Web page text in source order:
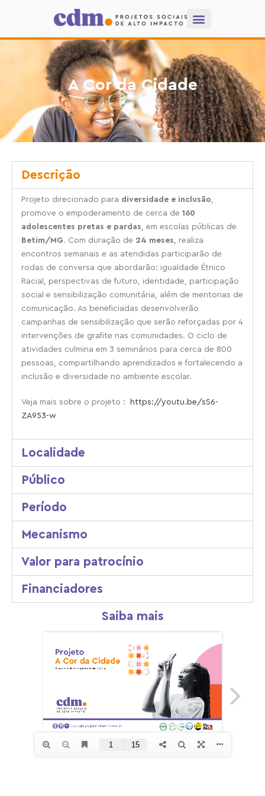
A Cor da Cidade
Descrição
Projeto direcionado para diversidade e inclusão,
promove o empoderamento de cerca de 160
adolescentes pretas e pardas, em escolas públicas de
Betim/MG. Com duração de 24 meses, realiza
encontros semanais e as atendidas participarão de
rodas de conversa que abordarão: igualdade Étnico
Racial, perspectivas de futuro, identidade, participação
social e sensibilização comunitária, além de mentorias de
comunicação. As beneficiadas desenvolverão
campanhas de sensibilização que serão reforçadas por 4
intervenções de grafite nas comunidades. O ciclo de
atividades culmina em 3 seminários para cerca de 800
pessoas, compartilhando aprendizados e fortalecendo a
inclusão e diversidade no ambiente escolar.
Veja mais sobre o projeto :
https://youtu.be/sS6-
ZA953-w
Localidade
Público
Período
Mecanismo
Valor para patrocínio
Financiadores
Saiba mais